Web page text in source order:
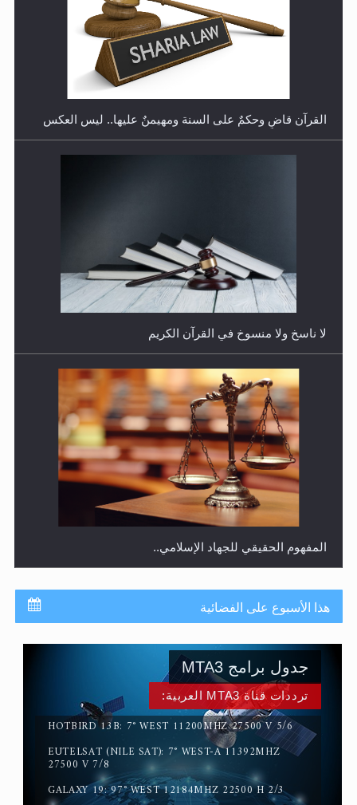
هل تعتبر الأشفار الاصطناعية (الرموش الاصطناعية) والأظافر
البلاستيكية وطلاء الأظافر حاجبا للوضوء وهل يُسمح الصلاة
هل يُحسب حول الزكاة وفق السنة الميلادية أو الهجرية؟
القرآن قاضٍ وحكمٌ على السنة ومهيمنٌ عليها.. ليس العكس
لا ناسخ ولا منسوخ في القرآن الكريم
المفهوم الحقيقي للجهاد الإسلامي..
سورة التكوير تُنبئ بزمن بعثة المسيح الموعود عليه السلام
هذا الأسبوع على الفضائية
ترددات قناة MTA3 العربية:
HOTBIRD 13B: 7° WEST 11200MHZ 27500 V 5/6
EUTELSAT (NILE SAT): 7° WEST-A 11392MHZ
27500 V 7/8
GALAXY 19: 97° WEST 12184MHZ 22500 H 2/3
جدول برامج MTA3